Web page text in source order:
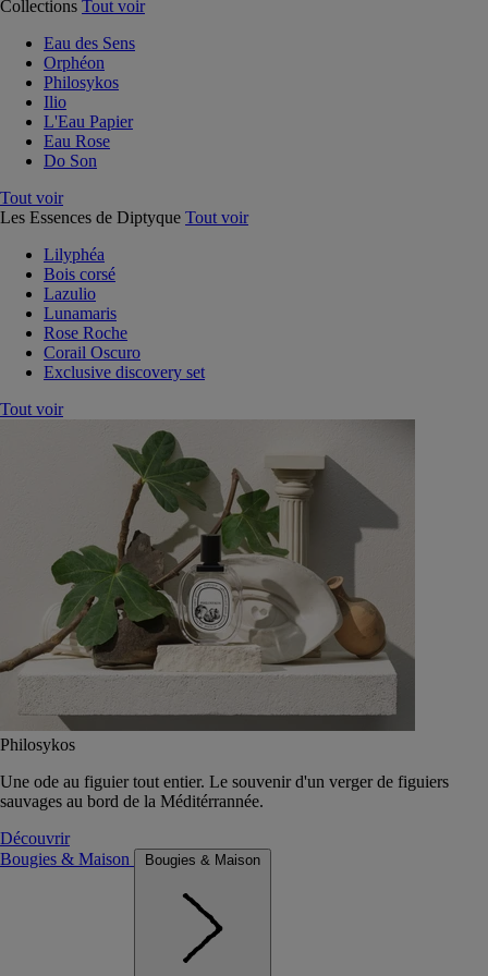
Collections Tout voir
Eau des Sens
Orphéon
Philosykos
Ilio
L'Eau Papier
Eau Rose
Do Son
Tout voir
Les Essences de Diptyque Tout voir
Lilyphéa
Bois corsé
Lazulio
Lunamaris
Rose Roche
Corail Oscuro
Exclusive discovery set
Tout voir
Philosykos
Une ode au figuier tout entier. Le souvenir d'un verger de figuiers
sauvages au bord de la Méditérrannée.
Découvrir
Bougies & Maison
Bougies & Maison